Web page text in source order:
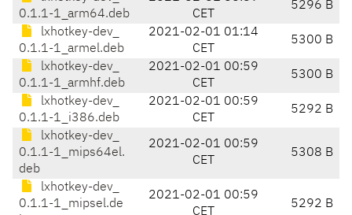
0.1.1-1_arm64.deb
CET
5296 B
lxhotkey-dev_
0.1.1-1_armel.deb
2021-02-01 01:14
CET
5300 B
lxhotkey-dev_
0.1.1-1_armhf.deb
2021-02-01 00:59
CET
5300 B
lxhotkey-dev_
0.1.1-1_i386.deb
2021-02-01 00:59
CET
5292 B
lxhotkey-dev_
0.1.1-1_mips64el.
deb
2021-02-01 00:59
CET
5308 B
lxhotkey-dev_
0.1.1-1_mipsel.de
2021-02-01 00:59
CET
5292 B